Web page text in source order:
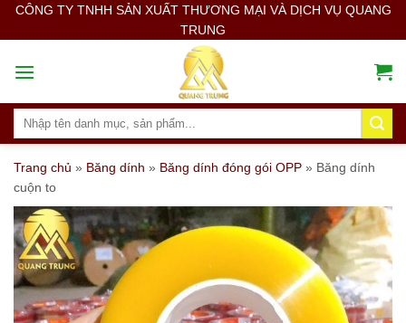
SkipCÔNG TY TNHH SẢN XUẤT THƯƠNG MẠI VÀ DỊCH VỤ QUANG
TRUNG
Search
Trang chủ » Băng dính » Băng dính đóng gói OPP » Băng dính
cuộn to